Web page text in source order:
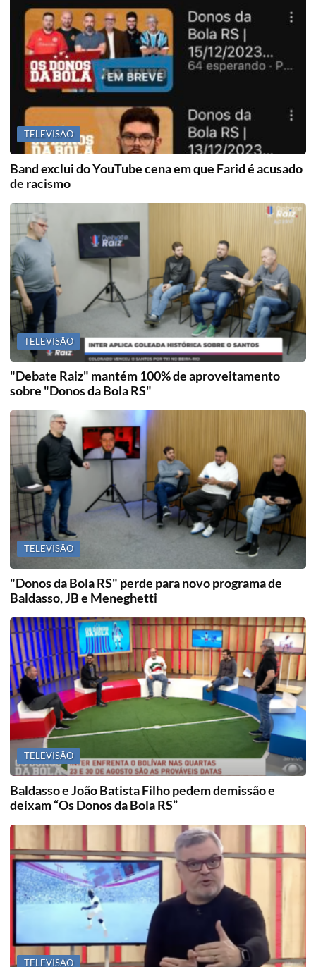
TELEVISÃO
Band exclui do YouTube cena em que Farid é acusado
de racismo
TELEVISÃO
"Debate Raiz" mantém 100% de aproveitamento
sobre "Donos da Bola RS"
TELEVISÃO
"Donos da Bola RS" perde para novo programa de
Baldasso, JB e Meneghetti
TELEVISÃO
Baldasso e João Batista Filho pedem demissão e
deixam “Os Donos da Bola RS”
TELEVISÃO